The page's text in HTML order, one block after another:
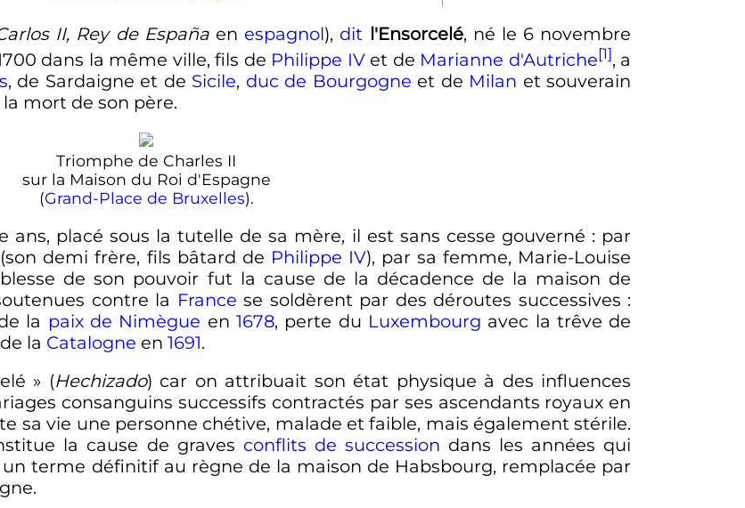
II, Rey de Españaen espagnol), dit l'Ensorcelé, né le 6 novembre
dans la même ville, fils de Philippe IVet de Marianne d'Autriche[1], a
, de Sardaigne et de Sicile, duc de Bourgogne et de Milan et souverain
la mort de son père.
Triomphe de Charles II
sur la Maison du Roi d'Espagne
(Grand-Place de Bruxelles).
ans, placé sous la tutelle de sa mère, il est sans cesse gouverné : par
demi frère, fils bâtard de Philippe IV), par sa femme, Marie-Louise
de son pouvoir fut la cause de la décadence de la maison de
contre la France se soldèrent par des déroutes successives :
la paix de Nimègue en1678, perte du Luxembourg avec la trêve de
la Catalogne en 1691.
» (Hechizado) car on attribuait son état physique à des influences
consanguins successifs contractés par ses ascendants royaux en
sa vie une personne chétive, malade et faible, mais également stérile.
la cause de graves conflits de succession dans les années qui
terme définitif au règne de la maison de Habsbourg, remplacée par